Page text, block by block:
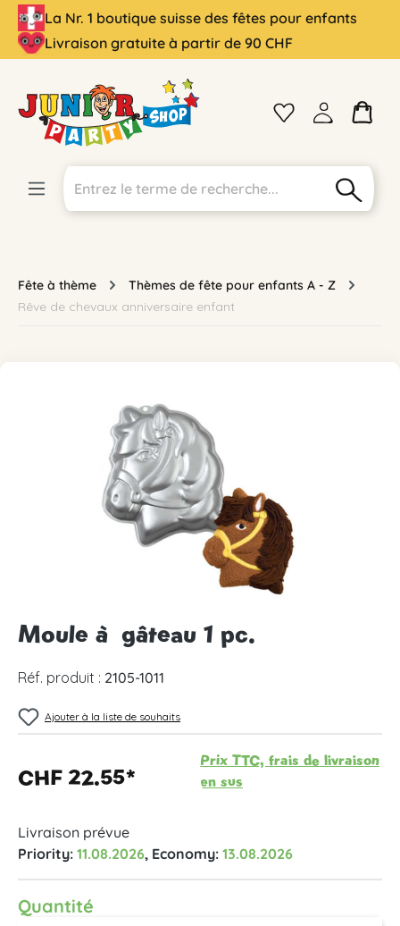
principal
La Nr. 1 boutique suisse des fêtes pour enfants
Livraison gratuite à partir de 90 CHF
Fête à thème
Thèmes de fête pour enfants A - Z
Rêve de chevaux anniversaire enfant
Ignorer la galerie d'images
Moule à gâteau 1 pc.
Réf. produit : 2105-1011
Ajouter à la liste de souhaits
CHF 22.55*
Prix TTC, frais de livraison
en sus
Livraison prévue
Priority: 11.08.2026, Economy: 13.08.2026
Quantité